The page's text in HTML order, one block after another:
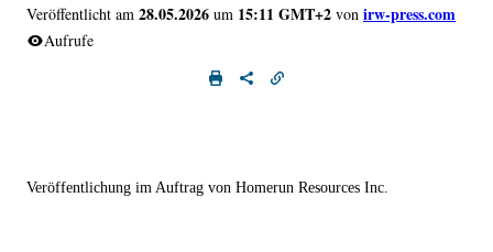
Veröffentlicht am 28.05.2026 um 15:11 GMT+2 von irw-press.com
Aufrufe
Veröffentlichung im Auftrag von Homerun Resources Inc.